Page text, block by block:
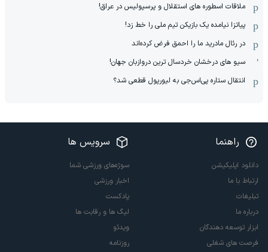
ملاقات اسطوره های استقلال و پرسپولیس در عراق!
پیاتزا نیامده یک بازیکن تیم ملی را خط زد!
در رئال مادرید ما را احمق فرض کرده‌اند
سیو های درخشان خردسال ترین دروازبان جهان!
انتقال ستاره پی‌اس‌جی به لیورپول قطعی شد؟
راهنما
دانلود اپلیکیشن
ارتباط با ما
تبلیغات
درباره ما
ابزار توسعه دهندگان
فرصت های شغلی
سرویس ها
سوژه‌های ورزشی شما
اخبار ورزشی
پادکست
لیگ ها و رقابت ها
ویدئو
روزنامه